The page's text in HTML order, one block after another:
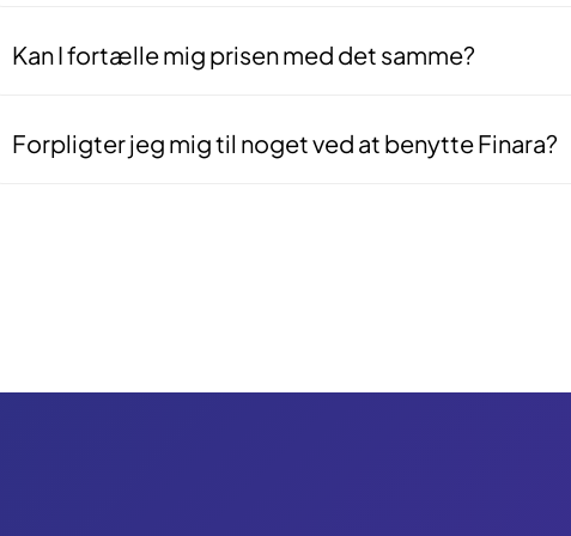
Kan I fortælle mig prisen med det samme?
Forpligter jeg mig til noget ved at benytte Finara?